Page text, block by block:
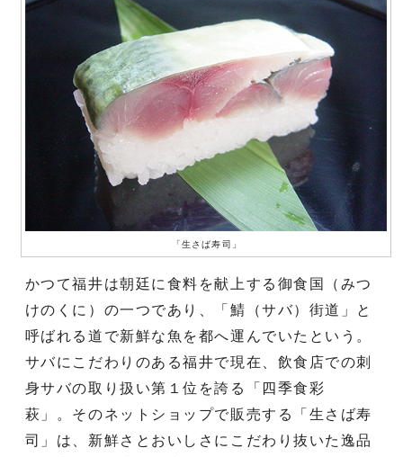
「生さば寿司」
かつて福井は朝廷に食料を献上する御食国（みつ
けのくに）の一つであり、「鯖（サバ）街道」と
呼ばれる道で新鮮な魚を都へ運んでいたという。
サバにこだわりのある福井で現在、飲食店での刺
身サバの取り扱い第１位を誇る「四季食彩
萩」。そのネットショップで販売する「生さば寿
司」は、新鮮さとおいしさにこだわり抜いた逸品